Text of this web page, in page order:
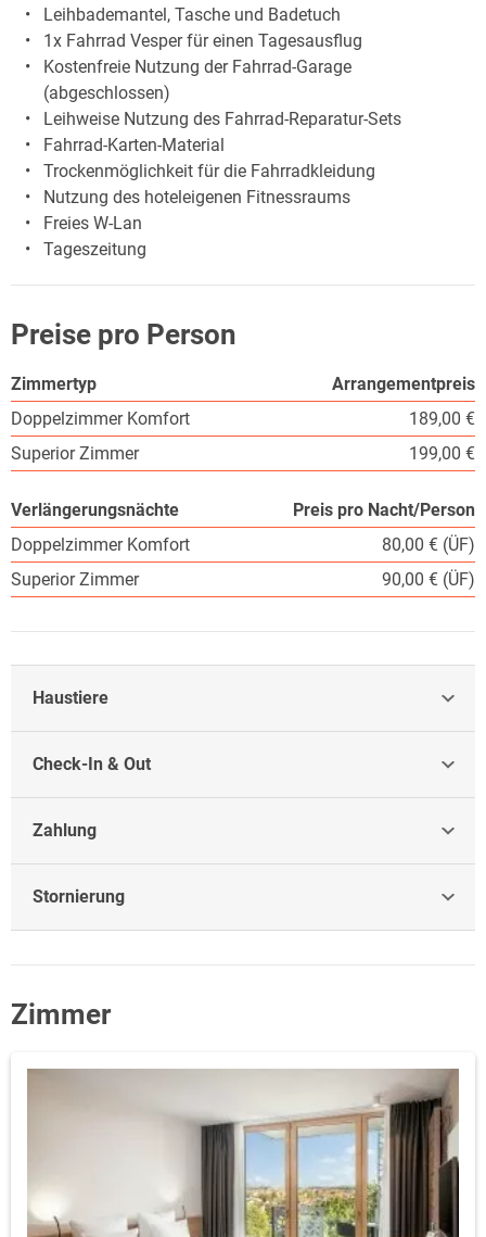
Leihbademantel, Tasche und Badetuch
1x Fahrrad Vesper für einen Tagesausflug
Kostenfreie Nutzung der Fahrrad-Garage
(abgeschlossen)
Leihweise Nutzung des Fahrrad-Reparatur-Sets
Fahrrad-Karten-Material
Trockenmöglichkeit für die Fahrradkleidung
Nutzung des hoteleigenen Fitnessraums
Freies W-Lan
Tageszeitung
Preise pro Person
Zimmertyp
Arrangementpreis
Doppelzimmer Komfort
189,00 €
Superior Zimmer
199,00 €
Verlängerungsnächte
Preis pro Nacht/Person
Doppelzimmer Komfort
80,00 € (ÜF)
Superior Zimmer
90,00 € (ÜF)
Haustiere
Check-In & Out
Zahlung
Stornierung
Zimmer